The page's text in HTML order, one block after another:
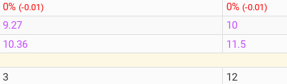
0% (-0.01)
9.27
10.36
3
0%(-0.01)
10
11.5
12